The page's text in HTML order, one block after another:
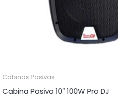
Cabinas Pasivas
Cabina Pasiva 10″ 100W Pro DJ